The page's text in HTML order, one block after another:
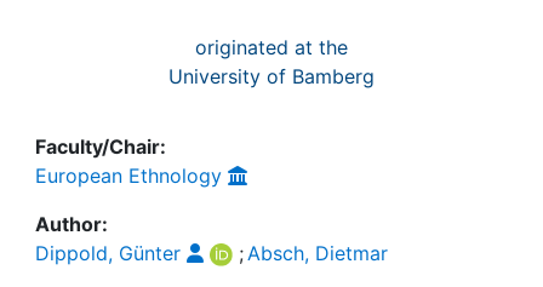
originated at the
University of Bamberg
Faculty/Chair:
European Ethnology
Author:
Dippold, Günter
;Absch, Dietmar